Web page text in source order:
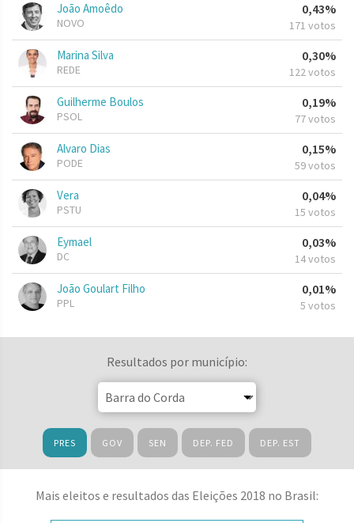
João Amoêdo
NOVO
0,43%
171 votos
Marina Silva
REDE
0,30%
122 votos
Guilherme Boulos
PSOL
0,19%
77 votos
Alvaro Dias
PODE
0,15%
59 votos
Vera
PSTU
0,04%
15 votos
Eymael
DC
0,03%
14 votos
João Goulart Filho
PPL
0,01%
5 votos
Resultados por município:
PRES GOV SEN DEP. FED DEP. EST
Mais eleitos e resultados das Eleições 2018 no Brasil: